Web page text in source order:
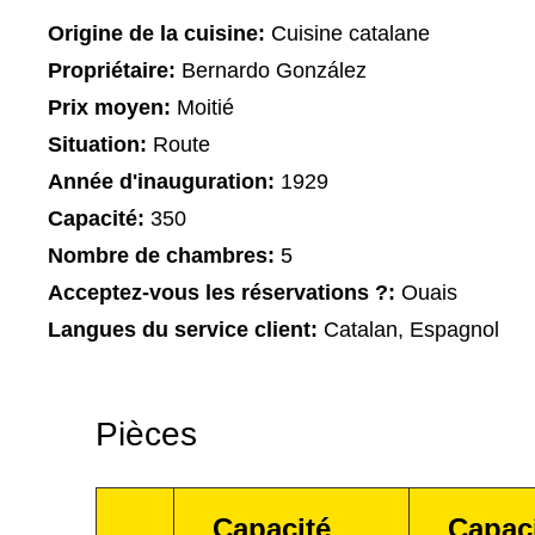
Origine de la cuisine: Cuisine catalane
Propriétaire: Bernardo González
Prix moyen: Moitié
Situation: Route
Année d'inauguration: 1929
Capacité: 350
Nombre de chambres: 5
Acceptez-vous les réservations ?: Ouais
Langues du service client: Catalan, Espagnol
Pièces
Capacité